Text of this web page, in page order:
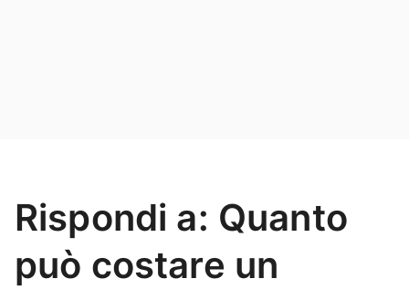
Rispondi a: Quanto
può costare un